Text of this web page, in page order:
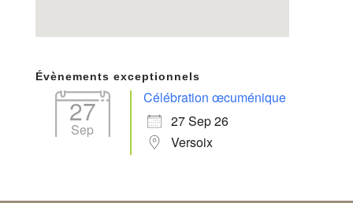
Évènements exceptionnels
27
Sep
Célébration œcuménique
27 Sep 26
Versoix